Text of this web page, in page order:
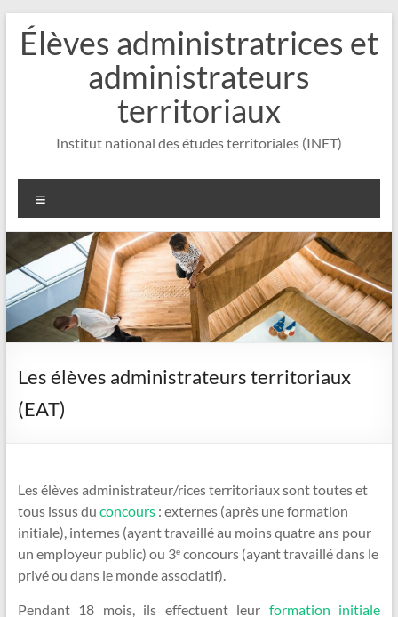
Aller
contenu
Élèves administratrices et
administrateurs
territoriaux
Institut national des études territoriales (INET)
Les élèves administrateurs territoriaux
(EAT)
Les élèves administrateur/rices territoriaux sont toutes et
tous issus du concours: externes (après une formation
initiale), internes (ayant travaillé au moins quatre ans pour
un employeur public) ou 3econcours (ayant travaillé dans le
privé ou dans le monde associatif).
Pendant 18 mois, ils effectuent leur formation initiale